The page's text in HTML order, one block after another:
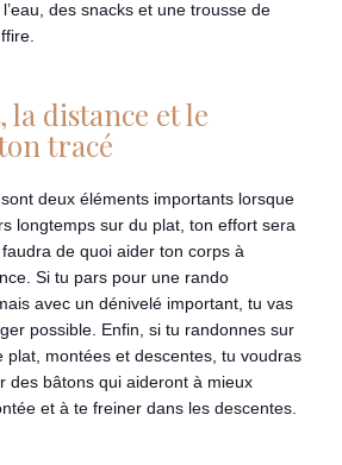
des snacks et une trousse de
la distance et le
tracé
deux éléments importants lorsque
longtemps sur du plat, ton effort sera
de quoi aider ton corps à
Si tu pars pour une rando
avec un dénivelé important, tu vas
possible. Enfin, si tu randonnes sur
plat, montées et descentes, tu voudras
des bâtons qui aideront à mieux
et à te freiner dans les descentes.